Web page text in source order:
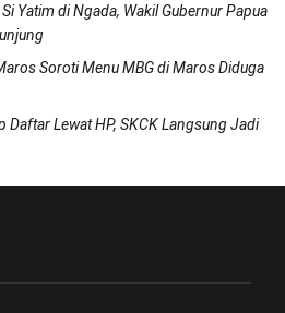
Yatim di Ngada, Wakil Gubernur Papua
Soroti Menu MBG di Maros Diduga
Daftar Lewat HP, SKCK Langsung Jadi